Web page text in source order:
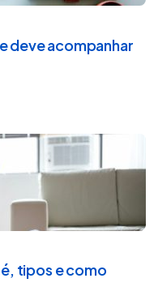
deve acompanhar
tipos e como